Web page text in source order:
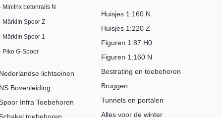
Minitrix betonrails N
Märklín Spoor Z
Märklín Spoor 1
Piko G-Spoor
Nederlandse lichtseinen
NS Bovenleiding
Infra Toebehoren
Huisjes 1:160 N
Huisjes 1:220 Z
Figuren 1:87 H0
Figuren 1:160 N
Bestrating en toebehoren
Bruggen
Tunnels en portalen
Alles voor de winter